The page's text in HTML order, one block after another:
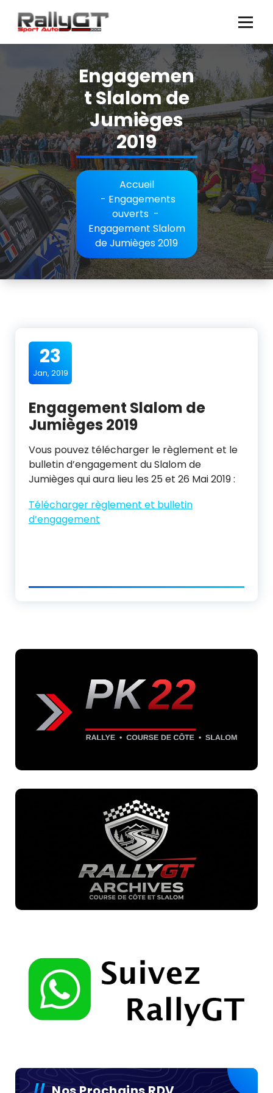
contenu
Engagemen
t Slalom de
Jumièges
2019
Accueil
- Engagements
ouverts-
Engagement Slalom
de Jumièges 2019
23
Jan, 2019
Engagement Slalom de
Jumièges 2019
Vous pouvez télécharger le règlement et le
bulletin d’engagement du Slalom de
Jumièges qui aura lieu les 25 et 26 Mai 2019 :
Télécharger règlement et bulletin
d’engagement